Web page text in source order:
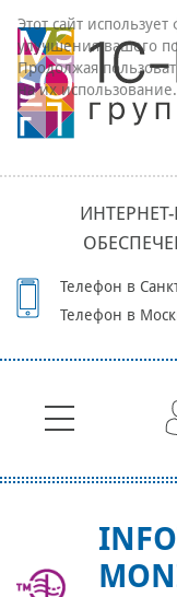
Телефон в
Телефон в
Этот сайт
улучшения вашего
Продолжая
на их использование.